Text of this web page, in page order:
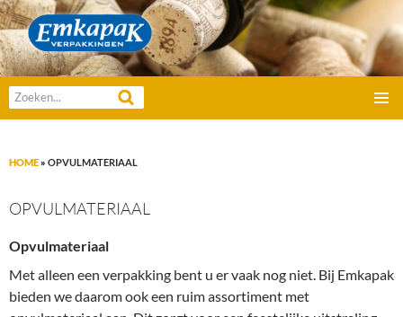
Emkapak Verpakkingen B.V.
Zoeken
naar:
GA
INHOUD
HOME» OPVULMATERIAAL
OPVULMATERIAAL
Opvulmateriaal
Met alleen een verpakking bent u er vaak nog niet. Bij Emkapak
bieden we daarom ook een ruim assortiment met